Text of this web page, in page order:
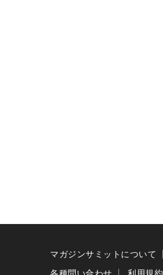
マガジンサミットについて